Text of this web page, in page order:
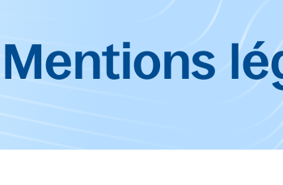
Mentions